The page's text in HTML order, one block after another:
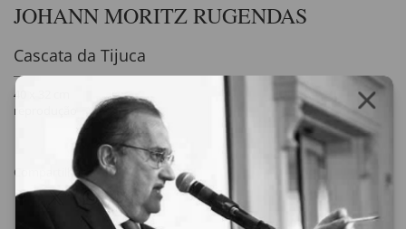
JOHANN MORITZ RUGENDAS
Cascata da Tijuca
40 x 32 cm
reprodução
Compartilhar